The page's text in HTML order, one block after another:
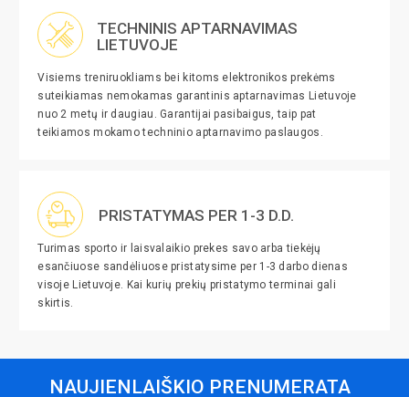
TECHNINIS APTARNAVIMAS
LIETUVOJE
Visiems treniruokliams bei kitoms elektronikos prekėms
suteikiamas nemokamas garantinis aptarnavimas Lietuvoje
nuo 2 metų ir daugiau. Garantijai pasibaigus, taip pat
teikiamos mokamo techninio aptarnavimo paslaugos.
PRISTATYMAS PER 1-3 D.D.
Turimas sporto ir laisvalaikio prekes savo arba tiekėjų
esančiuose sandėliuose pristatysime per 1-3 darbo dienas
visoje Lietuvoje. Kai kurių prekių pristatymo terminai gali
skirtis.
NAUJIENLAIŠKIO PRENUMERATA